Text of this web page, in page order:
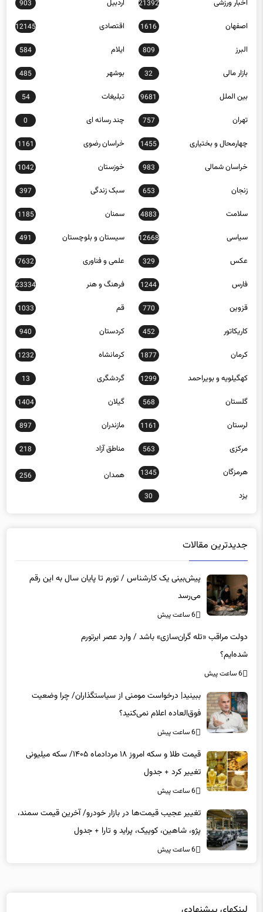
اخبار ورزشی 21392 اردبیل 903
اصفهان 1616 اقتصادی 12145
البرز 809 ایلام 584
بازار مالی 32 بوشهر 485
بین الملل 9681 تبلیغات 54
تهران 757 چند رسانه ای 0
چهارمحال و بختیاری 1455 خراسان رضوی 1161
خراسان شمالی 983 خوزستان 1042
زنجان 653 سبک زندگی 397
سلامت 4883 سمنان 1185
سیاسی 12668 سیستان و بلوچستان 491
عکس 329 علمی و فناوری 7632
فارس 1244 فرهنگ و هنر 23334
قزوین 770 قم 1033
کاریکاتور 452 کردستان 940
کرمان 1877 کرمانشاه 1232
کهگیلویه و بویراحمد 1299 گردشگری 13
گلستان 568 گیلان 1404
لرستان 1161 مازندران 897
مرکزی 563 مناطق آزاد 218
هرمزگان 1345 همدان 256
یزد 30
جدیدترین مقالات
پیش‌بینی یک کارشناس / تورم تا پایان سال به این رقم
می‌رسد
6 ساعت پیش
دولت مراقب «تله گران‌سازی» باشد / وارد عصر ابرتورم
شده‌ایم؟
6 ساعت پیش
ببینید| درخواست مومنی از سیاستگذاران/ چرا وضعیت
فوق‌العاده اعلام نمی‌کنید؟
6 ساعت پیش
قیمت طلا و سکه امروز ۱۸ مردادماه ۱۴۰۵/ سکه میلیونی
تغییر کرد + جدول
6 ساعت پیش
تغییر عجیب قیمت‌ها در بازار خودرو/ آخرین قیمت سمند،
پژو، شاهین، کوییک، پراید و تارا + جدول
6 ساعت پیش